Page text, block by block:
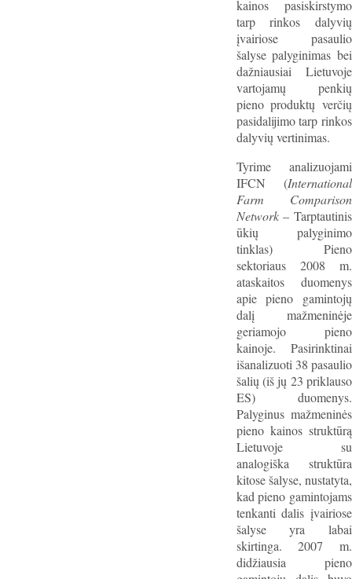
kainos pasiskirstymo
tarp rinkos dalyvių
įvairiose pasaulio
šalyse palyginimas bei
dažniausiai Lietuvoje
vartojamų penkių
pieno produktų verčių
pasidalijimo tarp rinkos
dalyvių vertinimas.
Tyrime analizuojami
IFCN (International
Farm Comparison
Network – Tarptautinis
ūkių palyginimo
tinklas) Pieno
sektoriaus 2008 m.
ataskaitos duomenys
apie pieno gamintojų
dalį mažmeninėje
geriamojo pieno
kainoje. Pasirinktinai
išanalizuoti 38 pasaulio
šalių (iš jų 23 priklauso
ES) duomenys.
Palyginus mažmeninės
pieno kainos struktūrą
Lietuvoje su
analogiška struktūra
kitose šalyse, nustatyta,
kad pieno gamintojams
tenkanti dalis įvairiose
šalyse yra labai
skirtinga. 2007 m.
didžiausia pieno